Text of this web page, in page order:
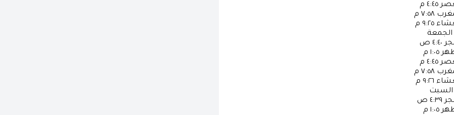
٤:٤٥ م
٧:٥٨ م
٩:٢٥ م
الجمعة
٤:٤٠ ص
١:٠٥ م
٤:٤٥ م
٧:٥٨ م
٩:٢٦ م
السبت
٤:٣٩ ص
١:٠٥ م